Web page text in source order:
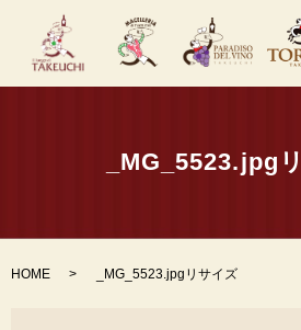
_MG_5523.jpg
HOME _MG_5523.jpgリサイズ